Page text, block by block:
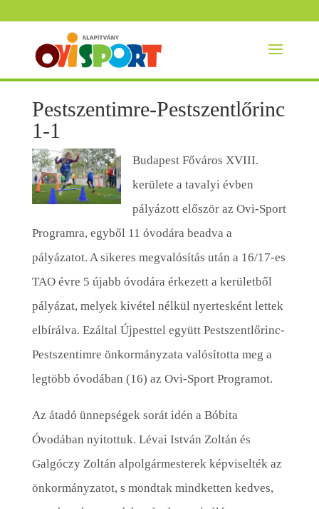
Pestszentimre-Pestszentlőrinc
1-1
Budapest Főváros XVIII.
kerülete a tavalyi évben
pályázott először az Ovi-Sport
Programra, egyből 11 óvodára beadva a
pályázatot. A sikeres megvalósítás után a 16/17-es
TAO évre 5 újabb óvodára érkezett a kerületből
pályázat, melyek kivétel nélkül nyertesként lettek
elbírálva. Ezáltal Újpesttel együtt Pestszentlőrinc-
Pestszentimre önkormányzata valósította meg a
legtöbb óvodában (16) az Ovi-Sport Programot.
Az átadó ünnepségek sorát idén a Bóbita
Óvodában nyitottuk. Lévai István Zoltán és
Galgóczy Zoltán alpolgármesterek képviselték az
önkormányzatot, s mondtak mindketten kedves,